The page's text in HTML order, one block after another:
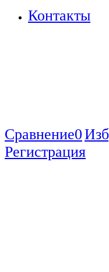
Контакты
Сравнение0
Регистрация